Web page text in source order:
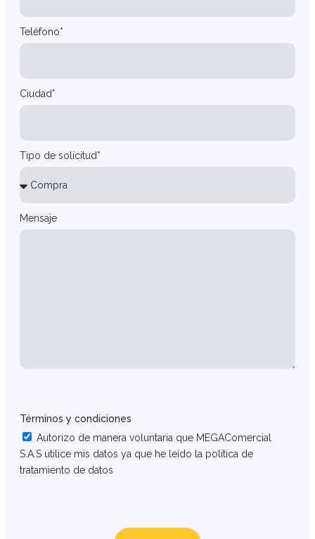
Teléfono*
Ciudad*
Tipo de solicitud*
Mensaje
Términos y condiciones
Autorizo de manera voluntaria que MEGAComercial
S.A.S utilice mis datos ya que he leído la política de
tratamiento de datos